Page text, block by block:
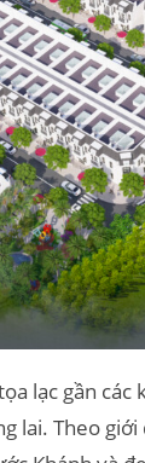
lạc gần
lai. Theo giới